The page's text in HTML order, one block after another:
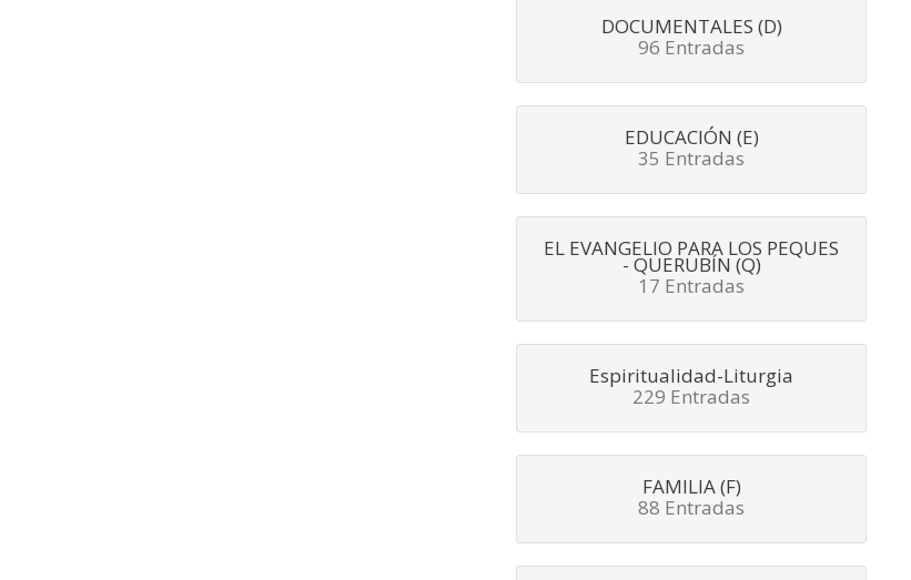
DOCUMENTALES (D)
96 Entradas
EDUCACIÓN (E)
35 Entradas
EL EVANGELIO PARA LOS PEQUES
- QUERUBÍN (Q)
17 Entradas
Espiritualidad-Liturgia
229 Entradas
FAMILIA (F)
88 Entradas